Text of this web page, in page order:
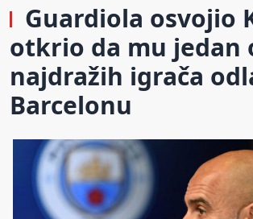
Guardiola osvojio
otkrio da mu jedan
najdražih igrača
Barcelonu